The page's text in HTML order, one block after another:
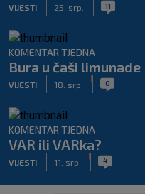
VIJESTI 25. srp. 11
KOMENTAR TJEDNA
Bura u čaši limunade
VIJESTI 18. srp. 0
KOMENTAR TJEDNA
VAR ili VARka?
VIJESTI 11. srp. 4